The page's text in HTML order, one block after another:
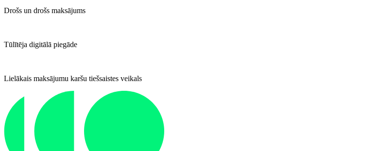
Drošs un drošs maksājums
Tūlītēja digitālā piegāde
Lielākais maksājumu karšu tiešsaistes veikals